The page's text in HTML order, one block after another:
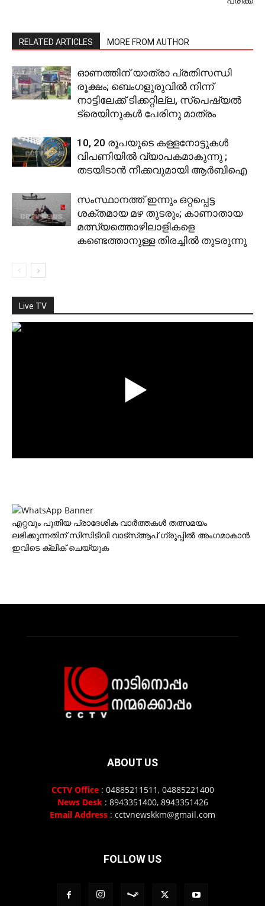
RELATED ARTICLES MORE FROM AUTHOR
ഓണത്തിന് യാത്രാ പ്രതിസന്ധി
രൂക്ഷം; ബെംഗളുരുവിൽ നിന്ന്
നാട്ടിലേക്ക് ടിക്കറ്റില്ല, സ്പെഷ്യൽ
ട്രെയിനുകൾ പേരിനു മാത്രം
10, 20 രൂപയുടെ കള്ളനോട്ടുകൾ
വിപണിയിൽ വ്യാപകമാകുന്നു ;
തടയിടാൻ നീക്കവുമായി ആർബിഐ
സംസ്ഥാനത്ത് ഇന്നും ഒറ്റപ്പെട്ട
ശക്തമായ മഴ തുടരും; കാണാതായ
മത്സ്യത്തൊഴിലാളികളെ
കണ്ടെത്താനുള്ള തിരച്ചിൽ തുടരുന്നു
Live TV
എറ്റവും പുതിയ പ്രാദേശിക വാര്‍ത്തകള്‍ തത്സമയം
ലഭിക്കുന്നതിന് സിസിടിവി വാട്‌സ്ആപ് ഗ്രൂപ്പില്‍ അംഗമാകാന്‍
ഇവിടെ ക്ലിക് ചെയ്യുക
ABOUT US
CCTV Office: 04885211511, 04885221400
News Desk: 8943351400, 8943351426
Email Address : cctvnewskkm@gmail.com
FOLLOW US